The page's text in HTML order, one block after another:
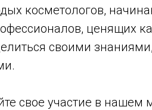
косметологов,
ценящих
своими
свое участие в нашем